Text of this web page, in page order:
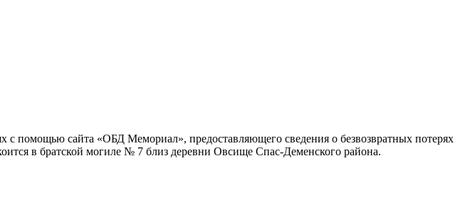
с помощью сайта «ОБД Мемориал», предоставляющего сведения о безвозвратных потерях
в братской могиле № 7 близ деревни Овсище Спас-Деменского района.